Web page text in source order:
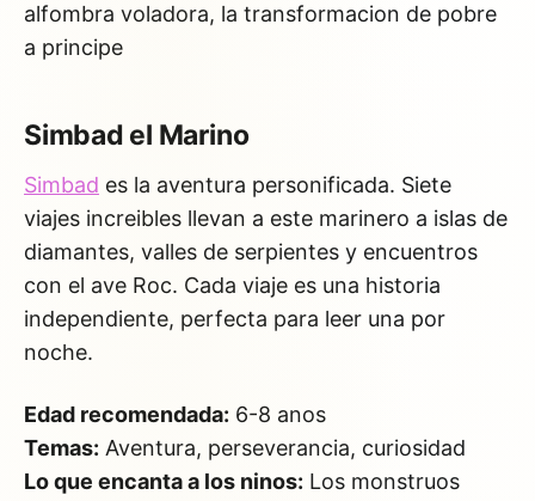
alfombra voladora, la transformacion de pobre
a principe
Simbad el Marino
Simbad es la aventura personificada. Siete
viajes increibles llevan a este marinero a islas de
diamantes, valles de serpientes y encuentros
con el ave Roc. Cada viaje es una historia
independiente, perfecta para leer una por
noche.
Edad recomendada: 6-8 anos
Temas: Aventura, perseverancia, curiosidad
Lo que encanta a los ninos: Los monstruos